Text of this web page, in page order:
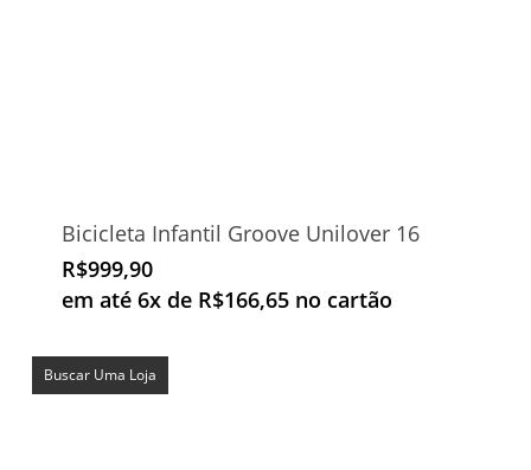
Bicicleta Infantil Groove Unilover 16
R$999,90
em até 6x de R$166,65 no cartão
Buscar Uma Loja